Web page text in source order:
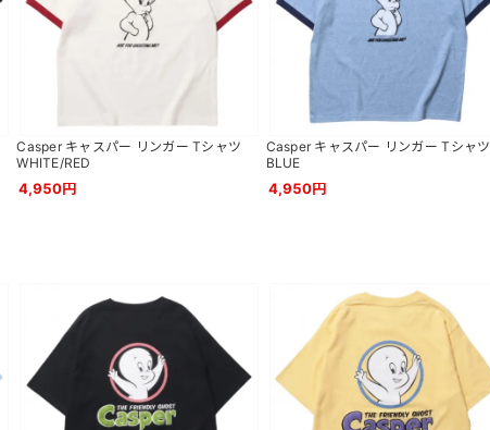
Casper キャスパー リンガー Tシャツ
WHITE/RED
4,950円
Casper キャスパー リンガー Tシャツ
BLUE
4,950円